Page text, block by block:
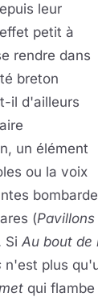
leur
petit à
rendre dans
breton
il d'ailleurs
un élément
ou la voix
(
Si Au bout de
n'est plus
qui